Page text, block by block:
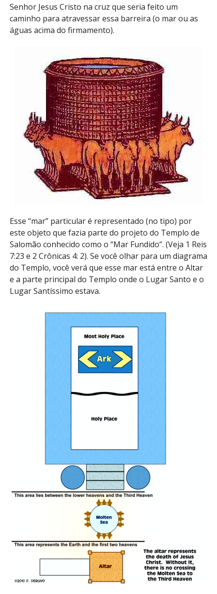
Senhor Jesus Cristo na cruz que seria feito um
caminho para atravessar essa barreira (o mar ou as
águas acima do firmamento).
Esse “mar” particular é representado (no tipo) por
este objeto que fazia parte do projeto do Templo de
Salomão conhecido como o “Mar Fundido”. (Veja 1 Reis
7:23 e 2 Crônicas 4: 2). Se você olhar para um diagrama
do Templo, você verá que esse mar está entre o Altar
e a parte principal do Templo onde o Lugar Santo e o
Lugar Santíssimo estava.